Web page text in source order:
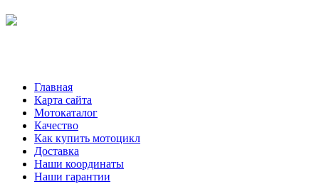
Главная
Карта сайта
Мотокаталог
Качество
Как купить мотоцикл
Доставка
Наши координаты
Наши гарантии